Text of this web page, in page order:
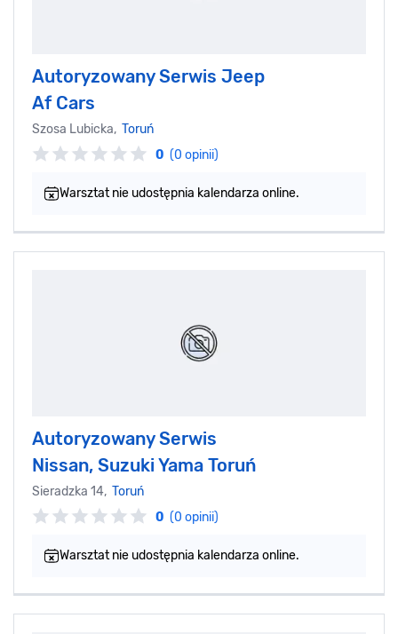
Autoryzowany Serwis Jeep
Af Cars
Szosa Lubicka, Toruń
0 (0 opinii)
Warsztat nie udostępnia kalendarza online.
Autoryzowany Serwis
Nissan, Suzuki Yama Toruń
Sieradzka 14, Toruń
0 (0 opinii)
Warsztat nie udostępnia kalendarza online.